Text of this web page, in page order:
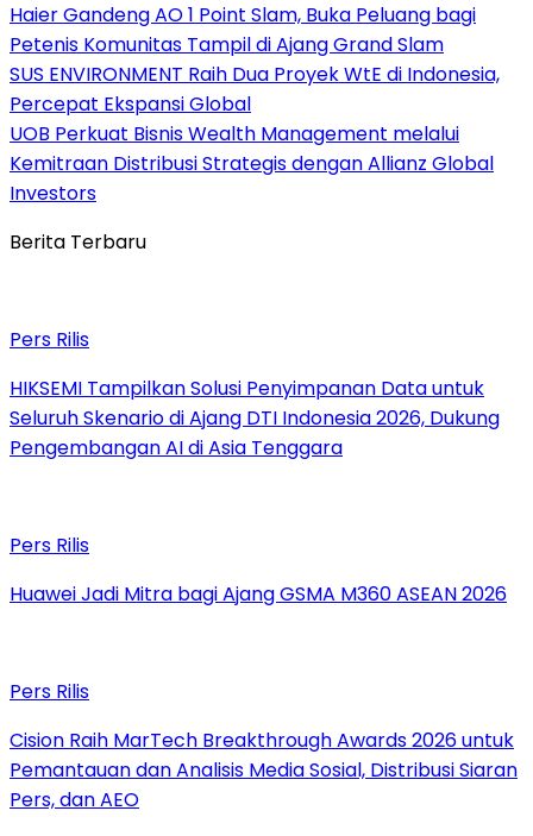
Haier Gandeng AO 1 Point Slam, Buka Peluang bagi
Petenis Komunitas Tampil di Ajang Grand Slam
SUS ENVIRONMENT Raih Dua Proyek WtE di Indonesia,
Percepat Ekspansi Global
UOB Perkuat Bisnis Wealth Management melalui
Kemitraan Distribusi Strategis dengan Allianz Global
Investors
Berita Terbaru
Pers Rilis
HIKSEMI Tampilkan Solusi Penyimpanan Data untuk
Seluruh Skenario di Ajang DTI Indonesia 2026, Dukung
Pengembangan AI di Asia Tenggara
Pers Rilis
Huawei Jadi Mitra bagi Ajang GSMA M360 ASEAN 2026
Pers Rilis
Cision Raih MarTech Breakthrough Awards 2026 untuk
Pemantauan dan Analisis Media Sosial, Distribusi Siaran
Pers, dan AEO